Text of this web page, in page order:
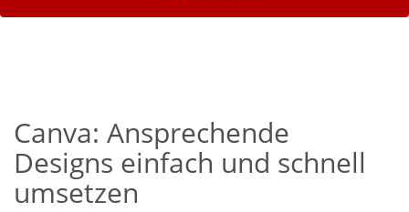
Canva: Ansprechende
Designs einfach und schnell
umsetzen